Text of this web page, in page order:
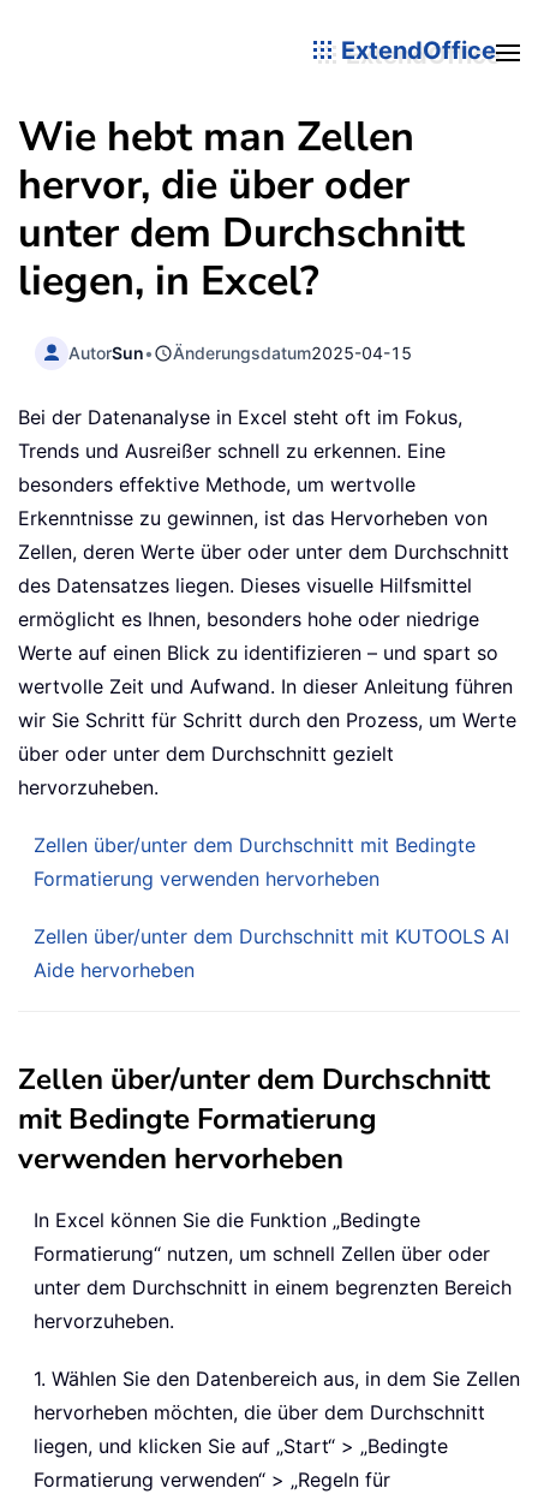
ExtendOffice
Wie hebt man Zellen
hervor, die über oder
unter dem Durchschnitt
liegen, in Excel?
AutorSun• Änderungsdatum2025-04-15
Bei der Datenanalyse in Excel steht oft im Fokus,
Trends und Ausreißer schnell zu erkennen. Eine
besonders effektive Methode, um wertvolle
Erkenntnisse zu gewinnen, ist das Hervorheben von
Zellen, deren Werte über oder unter dem Durchschnitt
des Datensatzes liegen. Dieses visuelle Hilfsmittel
ermöglicht es Ihnen, besonders hohe oder niedrige
Werte auf einen Blick zu identifizieren – und spart so
wertvolle Zeit und Aufwand. In dieser Anleitung führen
wir Sie Schritt für Schritt durch den Prozess, um Werte
über oder unter dem Durchschnitt gezielt
hervorzuheben.
Zellen über/unter dem Durchschnitt mit Bedingte
Formatierung verwenden hervorheben
Zellen über/unter dem Durchschnitt mit KUTOOLS AI
Aide hervorheben
Zellen über/unter dem Durchschnitt
mit Bedingte Formatierung
verwenden hervorheben
In Excel können Sie die Funktion „Bedingte
Formatierung“ nutzen, um schnell Zellen über oder
unter dem Durchschnitt in einem begrenzten Bereich
hervorzuheben.
1. Wählen Sie den Datenbereich aus, in dem Sie Zellen
hervorheben möchten, die über dem Durchschnitt
liegen, und klicken Sie auf „Start“ > „Bedingte
Formatierung verwenden“ > „Regeln für